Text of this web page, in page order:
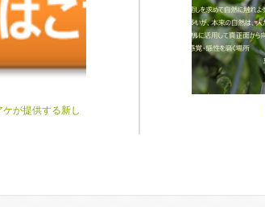
が提供する新し